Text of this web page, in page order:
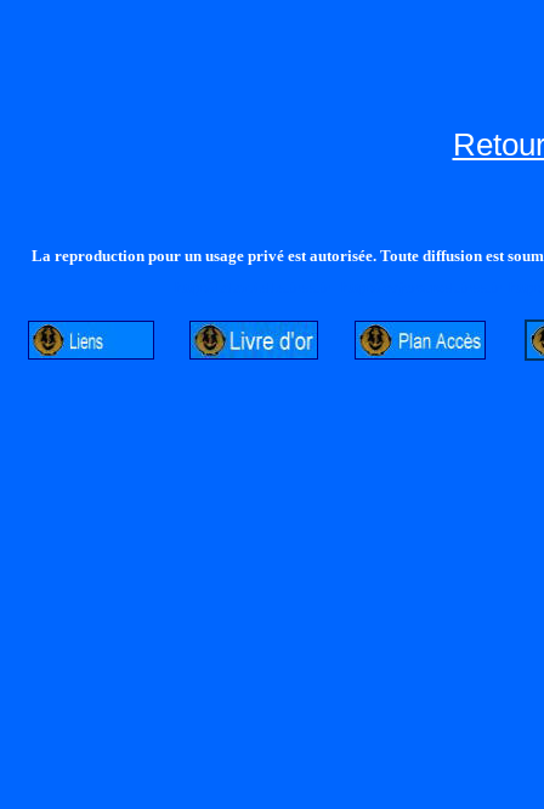
La reproduction pour un usage privé est autorisée. Toute diffusion est